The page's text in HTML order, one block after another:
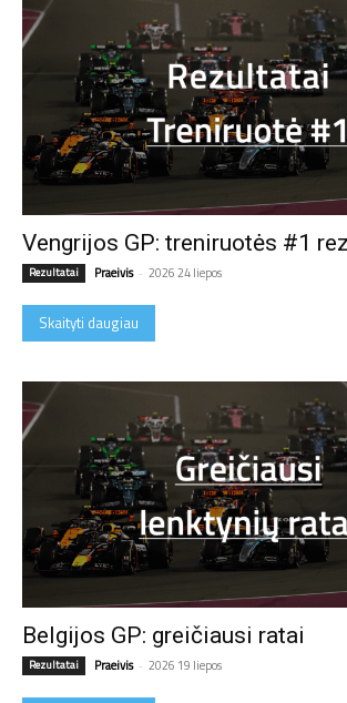
Vengrijos GP: treniruotės #1
Rezultatai Praeivis - 2026 24 liepos
Skaityti daugiau
Belgijos GP: greičiausi ratai
Rezultatai Praeivis - 2026 19 liepos